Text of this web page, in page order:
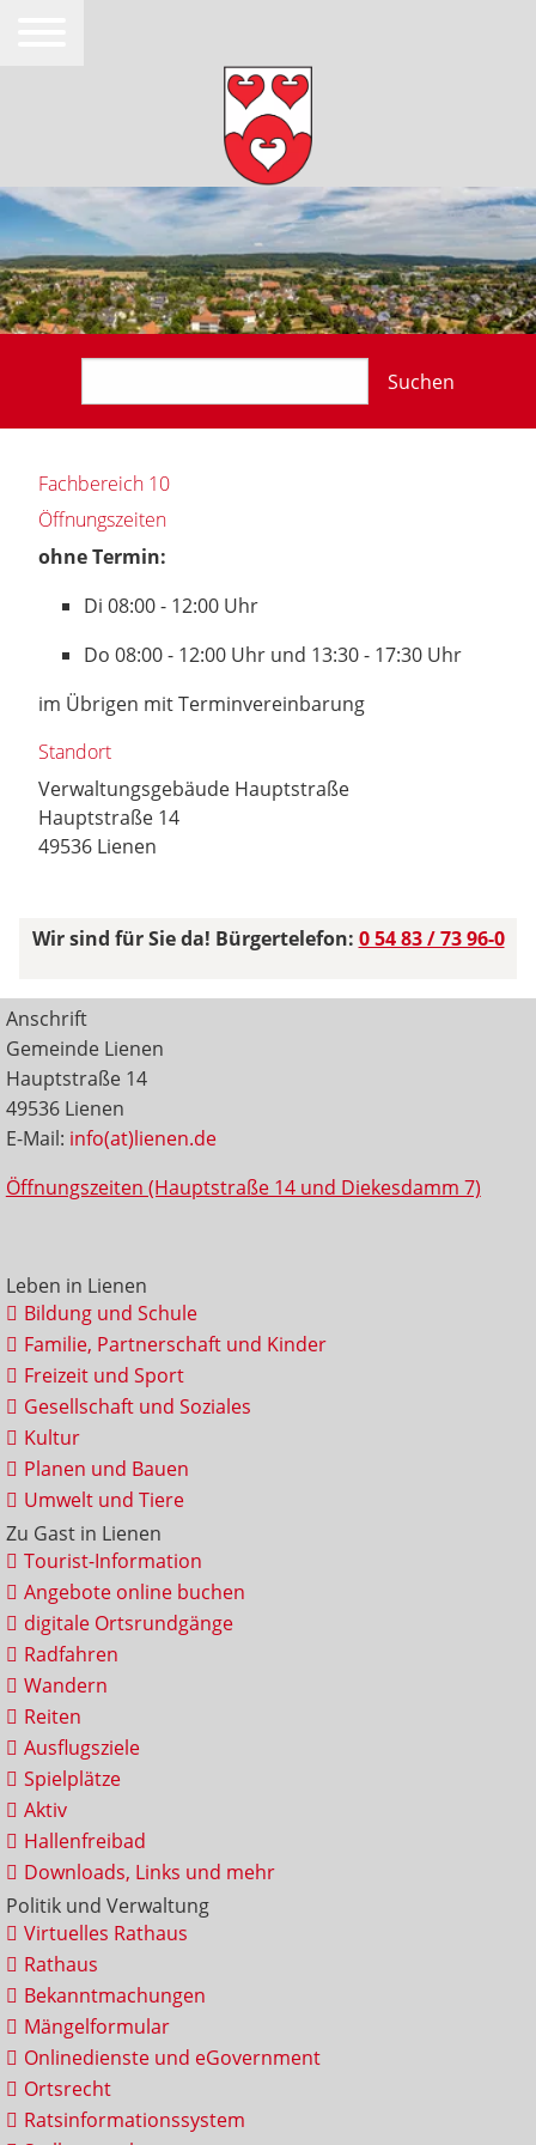
Suchen
Fachbereich 10
Öffnungszeiten
ohne Termin:
Di 08:00 - 12:00 Uhr
Do 08:00 - 12:00 Uhr und 13:30 - 17:30 Uhr
im Übrigen mit Terminvereinbarung
Standort
Verwaltungsgebäude Hauptstraße
Hauptstraße 14
49536 Lienen
Wir sind für Sie da! Bürgertelefon: 0 54 83 / 73 96-0
Anschrift
Gemeinde Lienen
Hauptstraße 14
49536 Lienen
E-Mail: info(at)lienen.de
Öffnungszeiten (Hauptstraße 14 und Diekesdamm 7)
Leben in Lienen
Bildung und Schule
Familie, Partnerschaft und Kinder
Freizeit und Sport
Gesellschaft und Soziales
Kultur
Planen und Bauen
Umwelt und Tiere
Zu Gast in Lienen
Tourist-Information
Angebote online buchen
digitale Ortsrundgänge
Radfahren
Wandern
Reiten
Ausflugsziele
Spielplätze
Aktiv
Hallenfreibad
Downloads, Links und mehr
Politik und Verwaltung
Virtuelles Rathaus
Rathaus
Bekanntmachungen
Mängelformular
Onlinedienste und eGovernment
Ortsrecht
Ratsinformationssystem